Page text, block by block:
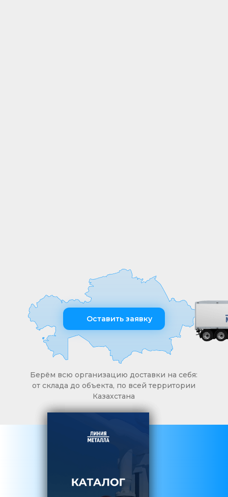
Берём всю организацию доставки на себя:
от склада до объекта, по всей территории
Казахстана
Оставить заявку